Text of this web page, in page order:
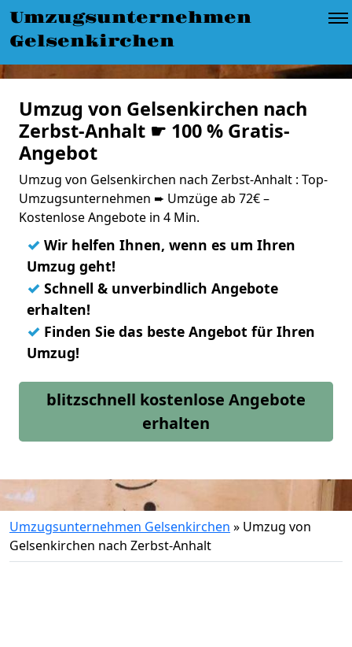
Umzugsunternehmen
Gelsenkirchen
Umzug von Gelsenkirchen nach
Zerbst-Anhalt ☛ 100 % Gratis-
Angebot
Umzug von Gelsenkirchen nach Zerbst-Anhalt : Top-
Umzugsunternehmen ➨ Umzüge ab 72€ –
Kostenlose Angebote in 4 Min.
✓ Wir helfen Ihnen, wenn es um Ihren
Umzug geht!
✓ Schnell & unverbindlich Angebote
erhalten!
✓ Finden Sie das beste Angebot für Ihren
Umzug!
blitzschnell kostenlose Angebote
erhalten
Umzugsunternehmen Gelsenkirchen » Umzug von
Gelsenkirchen nach Zerbst-Anhalt